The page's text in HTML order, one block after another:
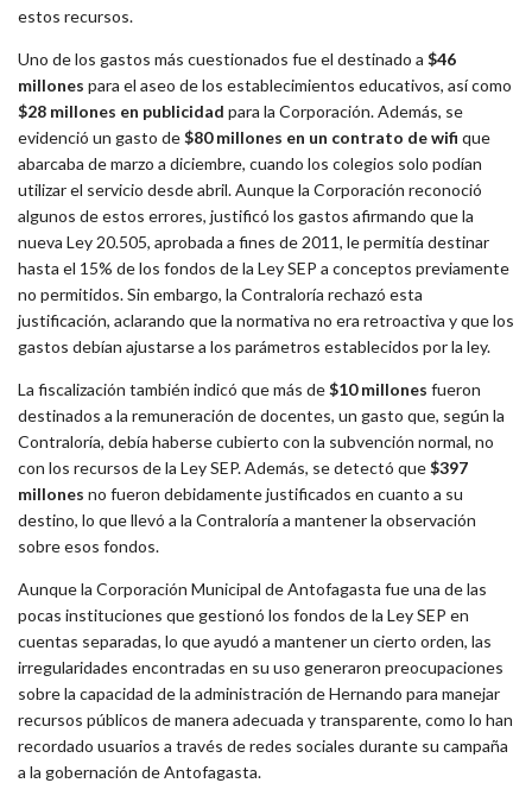
estos recursos.
Uno de los gastos más cuestionados fue el destinado a $46
millones para el aseo de los establecimientos educativos, así como
$28 millones en publicidad para la Corporación. Además, se
evidenció un gasto de$80 millones en un contrato de wifi que
abarcaba de marzo a diciembre, cuando los colegios solo podían
utilizar el servicio desde abril. Aunque la Corporación reconoció
algunos de estos errores, justificó los gastos afirmando que la
nueva Ley 20.505, aprobada a fines de 2011, le permitía destinar
hasta el 15% de los fondos de la Ley SEP a conceptos previamente
no permitidos. Sin embargo, la Contraloría rechazó esta
justificación, aclarando que la normativa no era retroactiva y que los
gastos debían ajustarse a los parámetros establecidos por la ley.
La fiscalización también indicó que más de$10 millones fueron
destinados a la remuneración de docentes, un gasto que, según la
Contraloría, debía haberse cubierto con la subvención normal, no
con los recursos de la Ley SEP. Además, se detectó que$397
millones no fueron debidamente justificados en cuanto a su
destino, lo que llevó a la Contraloría a mantener la observación
sobre esos fondos.
Aunque la Corporación Municipal de Antofagasta fue una de las
pocas instituciones que gestionó los fondos de la Ley SEP en
cuentas separadas, lo que ayudó a mantener un cierto orden, las
irregularidades encontradas en su uso generaron preocupaciones
sobre la capacidad de la administración de Hernando para manejar
recursos públicos de manera adecuada y transparente, como lo han
recordado usuarios a través de redes sociales durante su campaña
a la gobernación de Antofagasta.